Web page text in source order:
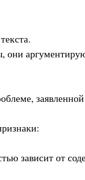
они
зависит от